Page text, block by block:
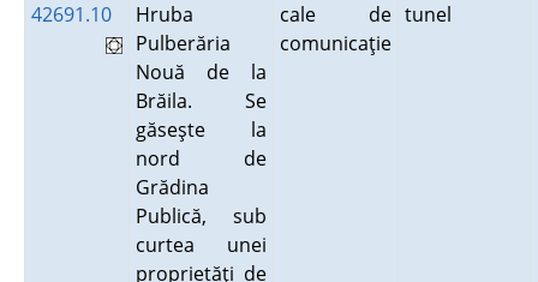
42691.10
Hruba
Pulberăria
Nouă de la
Brăila. Se
găseşte la
nord de
Grădina
Publică, sub
curtea unei
proprietăţi de
cale de
comunicaţie
tunel